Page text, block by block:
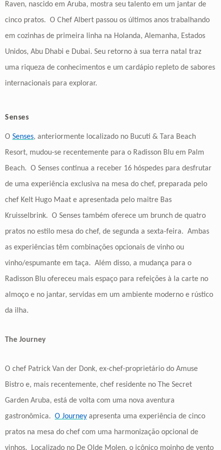
Raven, nascido em Aruba, mostra seu talento em um jantar de
cinco pratos. O Chef Albert passou os últimos anos trabalhando
em cozinhas de primeira linha na Holanda, Alemanha, Estados
Unidos, Abu Dhabi e Dubai. Seu retorno à sua terra natal traz
uma riqueza de conhecimentos e um cardápio repleto de sabores
internacionais para explorar.
Senses
O Senses, anteriormente localizado no Bucuti & Tara Beach
Resort, mudou-se recentemente para o Radisson Blu em Palm
Beach. O Senses continua a receber 16 hóspedes para desfrutar
de uma experiência exclusiva na mesa do chef, preparada pelo
chef Kelt Hugo Maat e apresentada pelo maitre Bas
Kruisselbrink. O Senses também oferece um brunch de quatro
pratos no estilo mesa do chef, de segunda a sexta-feira. Ambas
as experiências têm combinações opcionais de vinho ou
vinho/espumante em taça. Além disso, a mudança para o
Radisson Blu ofereceu mais espaço para refeições à la carte no
almoço e no jantar, servidas em um ambiente moderno e rústico
da ilha.
The Journey
O chef Patrick Van der Donk, ex-chef-proprietário do Amuse
Bistro e, mais recentemente, chef residente no The Secret
Garden Aruba, está de volta com uma nova aventura
gastronômica. O Journey apresenta uma experiência de cinco
pratos na mesa do chef com uma harmonização opcional de
vinhos. Localizado no De Olde Molen, o icônico moinho de vento